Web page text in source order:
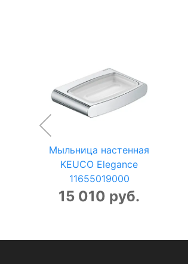
Мыльница настенная
KEUCO Elegance
11655019000
15 010 руб.